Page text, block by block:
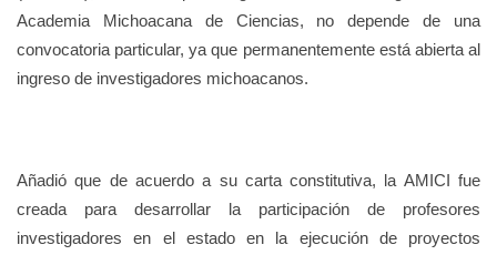
Academia Michoacana de Ciencias, no depende de una
convocatoria particular, ya que permanentemente está abierta al
ingreso de investigadores michoacanos.
Añadió que de acuerdo a su carta constitutiva, la AMICI fue
creada para desarrollar la participación de profesores
investigadores en el estado en la ejecución de proyectos